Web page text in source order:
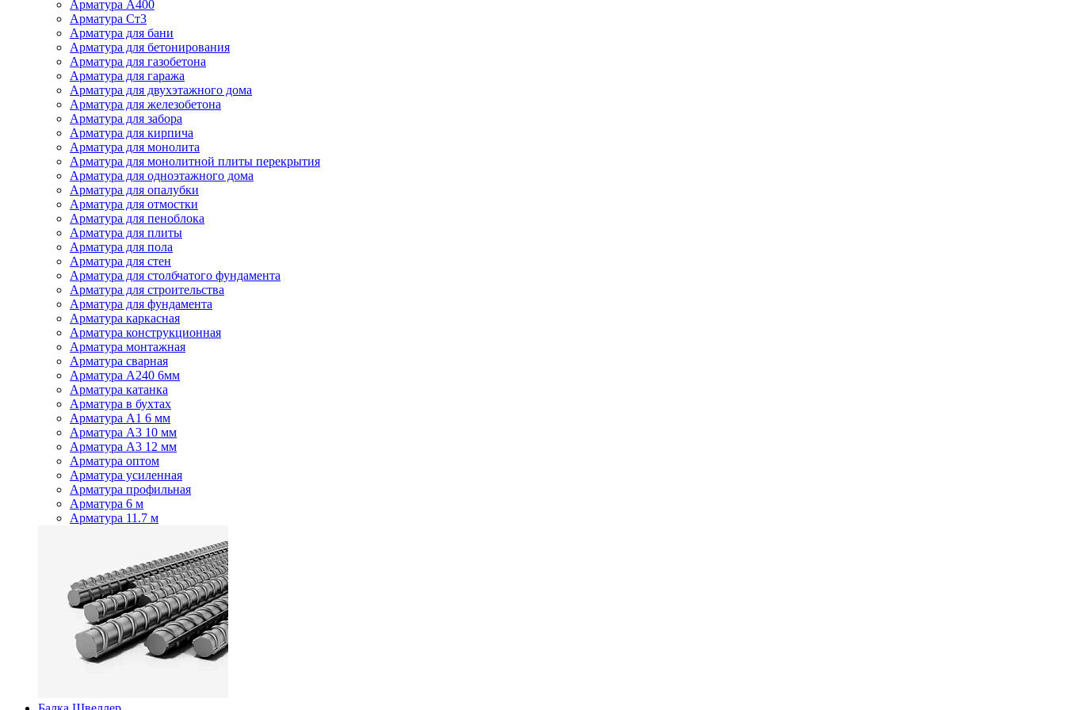
Арматура А400
Арматура Ст3
Арматура для бани
Арматура для бетонирования
Арматура для газобетона
Арматура для гаража
Арматура для двухэтажного дома
Арматура для железобетона
Арматура для забора
Арматура для кирпича
Арматура для монолита
Арматура для монолитной плиты перекрытия
Арматура для одноэтажного дома
Арматура для опалубки
Арматура для отмостки
Арматура для пеноблока
Арматура для плиты
Арматура для пола
Арматура для стен
Арматура для столбчатого фундамента
Арматура для строительства
Арматура для фундамента
Арматура каркасная
Арматура конструкционная
Арматура монтажная
Арматура сварная
Арматура А240 6мм
Арматура катанка
Арматура в бухтах
Арматура А1 6 мм
Арматура А3 10 мм
Арматура А3 12 мм
Арматура оптом
Арматура усиленная
Арматура профильная
Арматура 6 м
Арматура 11.7 м